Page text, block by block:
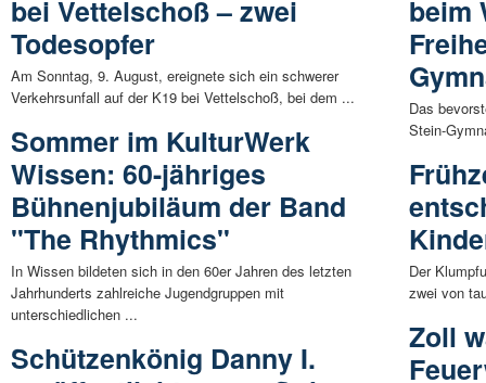
bei Vettelschoß – zwei
Todesopfer
Am Sonntag, 9. August, ereignete sich ein schwerer
Verkehrsunfall auf der K19 bei Vettelschoß, bei dem ...
Sommer im KulturWerk
Wissen: 60-jähriges
Bühnenjubiläum der Band
"The Rhythmics"
In Wissen bildeten sich in den 60er Jahren des letzten
Jahrhunderts zahlreiche Jugendgruppen mit
unterschiedlichen ...
Schützenkönig Danny I.
beim
Das
Stein-
Der
zwei von
Zoll